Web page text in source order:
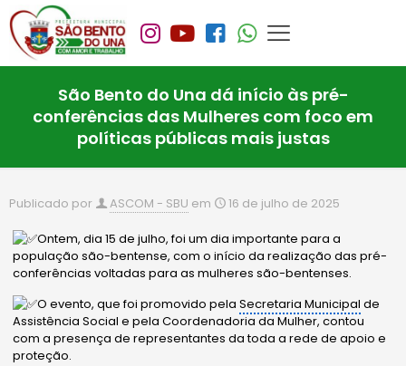
São Bento do Una dá início às pré-
conferências das Mulheres com foco em
políticas públicas mais justas
Publicado por ASCOM - SBU em 16 de julho de 2025
Ontem, dia 15 de julho, foi um dia importante para a
população são-bentense, com o início da realização das pré-
conferências voltadas para as mulheres são-bentenses.
O evento, que foi promovido pelaSecretaria Municipal de
Assistência Social e pela Coordenadoria da Mulher, contou
com a presença de representantes da toda a rede de apoio e
proteção.